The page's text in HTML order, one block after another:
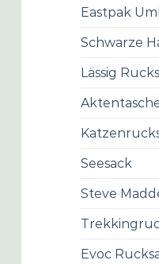
Eastpak
Schwarze
Lässig
Seesack
Steve
Evoc